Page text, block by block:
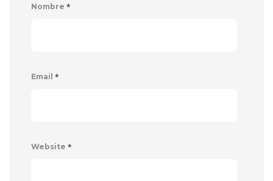
Nombre *
Email *
Website *